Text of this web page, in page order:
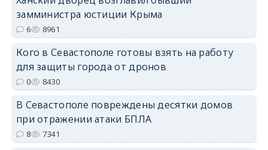
замминистра юстиции Крыма
6 8961
Кого в Севастополе готовы взять на работу
для защиты города от дронов
0 8430
В Севастополе повреждены десятки домов
при отражении атаки БПЛА
8 7341